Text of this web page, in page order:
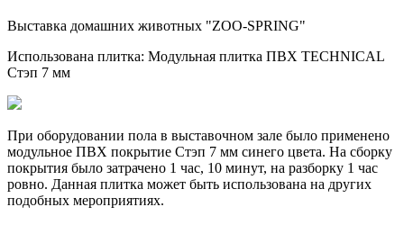
Выставка домашних животных "ZOO-SPRING"
Использована плитка: Модульная плитка ПВХ TECHNICAL
Стэп 7 мм
При оборудовании пола в выставочном зале было применено
модульное ПВХ покрытие Стэп 7 мм синего цвета. На сборку
покрытия было затрачено 1 час, 10 минут, на разборку 1 час
ровно. Данная плитка может быть использована на других
подобных мероприятиях.